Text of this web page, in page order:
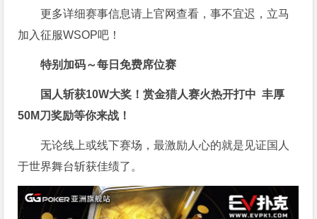
更多详细赛事信息请上官网查看，事不宜迟，立马
加入征服WSOP吧！
特别加码～每日免费席位赛
国人斩获10W大奖！赏金猎人赛火热开打中 丰厚
50M刀奖励等你来战！
无论线上或线下赛场，最激励人心的就是见证国人
于世界舞台斩获佳绩了。